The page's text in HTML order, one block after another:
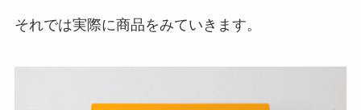
それでは実際に商品をみていきます。